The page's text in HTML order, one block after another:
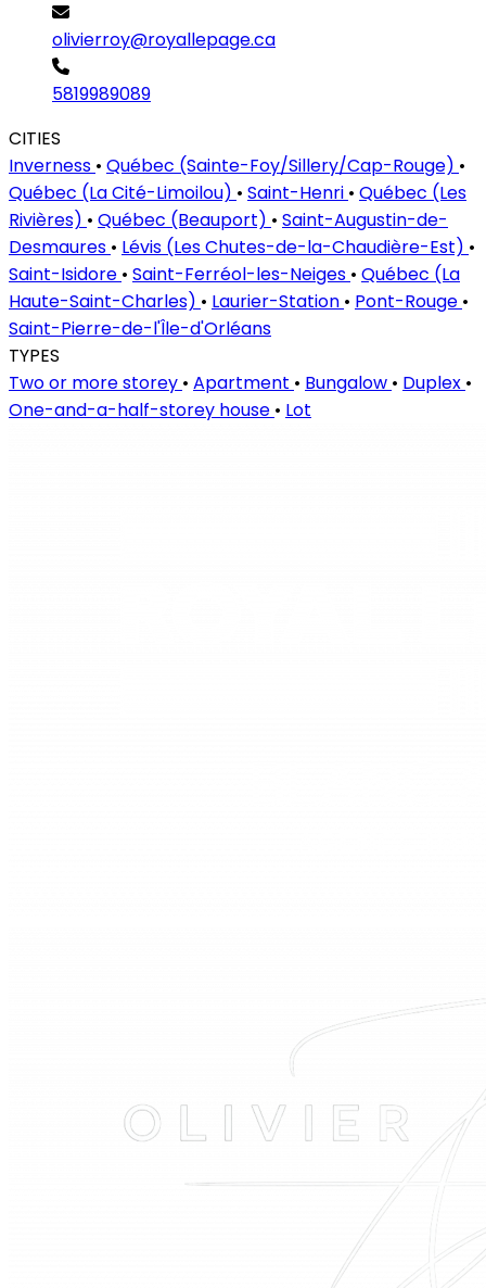
olivierroy@royallepage.ca
5819989089
CITIES
Inverness • Québec (Sainte-Foy/Sillery/Cap-Rouge) •
Québec (La Cité-Limoilou) • Saint-Henri • Québec (Les
Rivières) • Québec (Beauport) • Saint-Augustin-de-
Desmaures • Lévis (Les Chutes-de-la-Chaudière-Est) •
Saint-Isidore • Saint-Ferréol-les-Neiges • Québec (La
Haute-Saint-Charles) • Laurier-Station • Pont-Rouge •
Saint-Pierre-de-l'Île-d'Orléans
TYPES
Two or more storey • Apartment • Bungalow • Duplex •
One-and-a-half-storey house • Lot